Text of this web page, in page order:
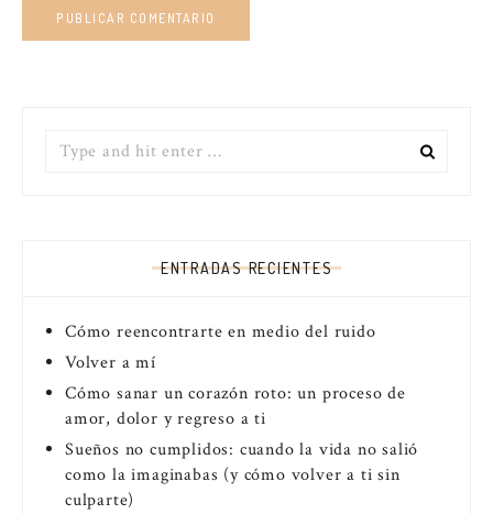
ENTRADAS RECIENTES
Cómo reencontrarte en medio del ruido
Volver a mí
Cómo sanar un corazón roto: un proceso de
amor, dolor y regreso a ti
Sueños no cumplidos: cuando la vida no salió
como la imaginabas (y cómo volver a ti sin
culparte)